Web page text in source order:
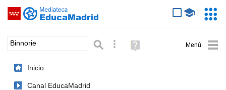
Saltar navegación
Palabra o frase: Búsqueda avanzada
Ayuda
(en
Inicio
Canal EducaMadrid